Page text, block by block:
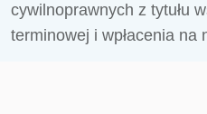
cywilnoprawnych z tytułu
terminowej i wpłacenia na